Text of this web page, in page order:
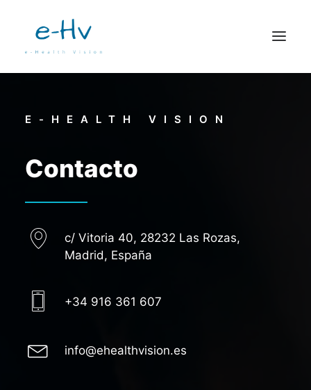
RETINOPATÍA DIABÉTICA
VIVIOR
E-HEALTH VISION
Contacto
c/ Vitoria 40, 28232 Las Rozas,
Madrid, España
+34 916 361 607
info@ehealthvision.es